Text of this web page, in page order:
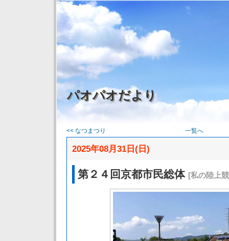
パオパオだより
<< なつまつり 一覧へ
2025年08月31日(日)
第２４回京都市民総体 [私の陸上